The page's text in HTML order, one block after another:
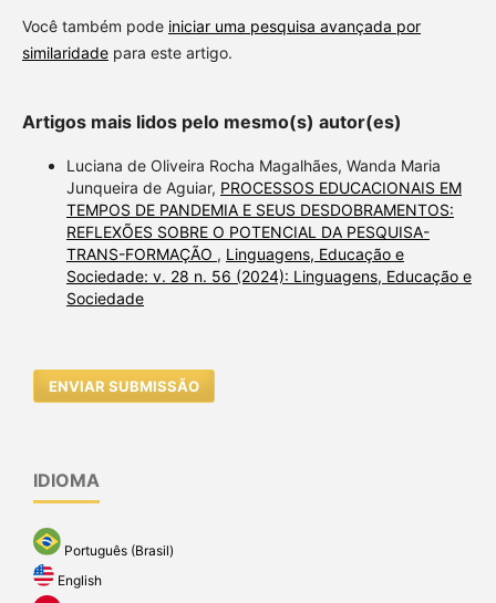
Você também pode iniciar uma pesquisa avançada por
similaridadepara este artigo.
Artigos mais lidos pelo mesmo(s) autor(es)
Luciana de Oliveira Rocha Magalhães, Wanda Maria
Junqueira de Aguiar, PROCESSOS EDUCACIONAIS EM
TEMPOS DE PANDEMIA E SEUS DESDOBRAMENTOS:
REFLEXÕES SOBRE O POTENCIAL DA PESQUISA-
TRANS-FORMAÇÃO , Linguagens, Educação e
Sociedade: v. 28 n. 56 (2024): Linguagens, Educação e
Sociedade
ENVIAR SUBMISSÃO
IDIOMA
Português (Brasil)
English